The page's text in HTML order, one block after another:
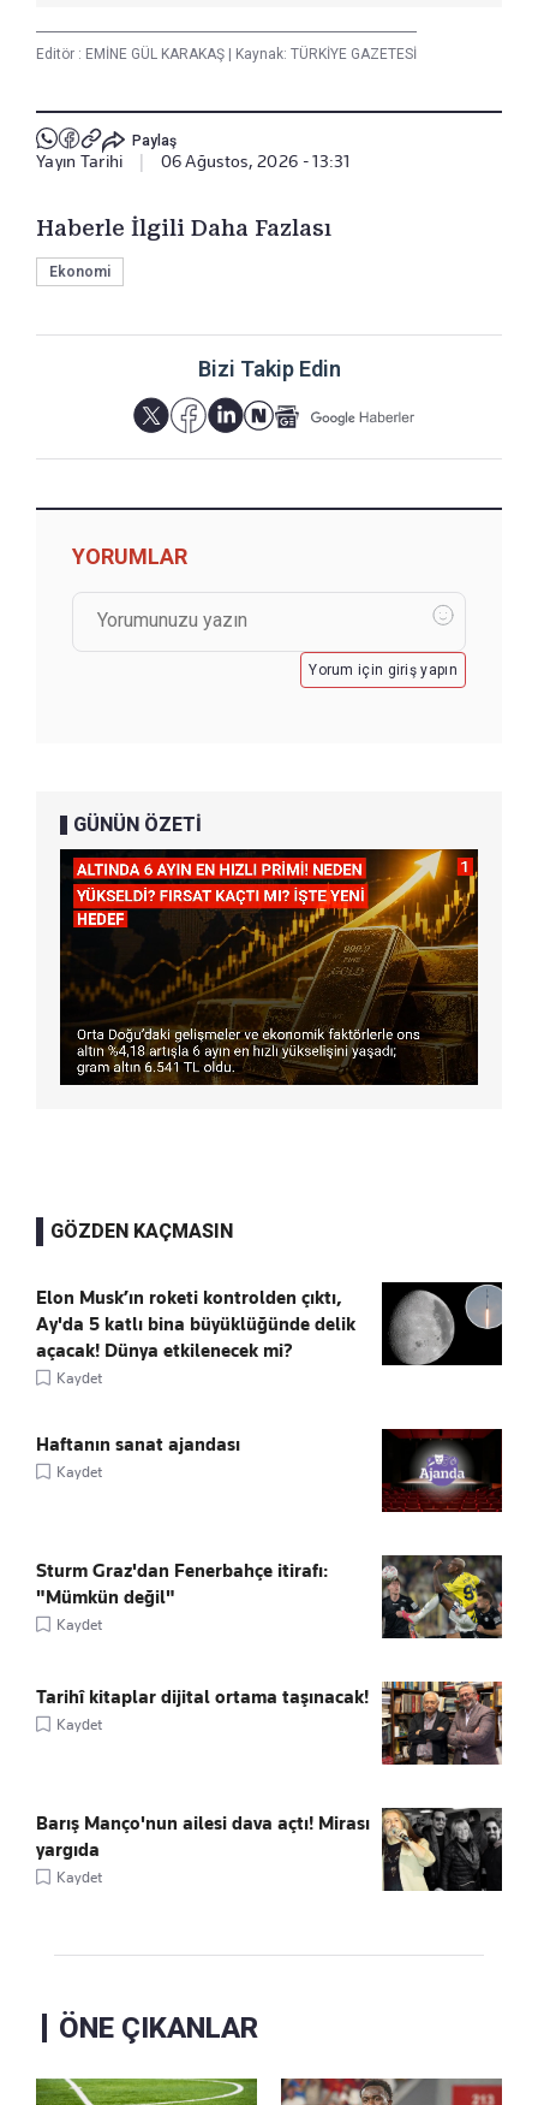
Editör : EMİNE GÜL KARAKAŞ Kaynak: TÜRKİYE GAZETESİ
Paylaş
Yayın Tarihi 06 Ağustos, 2026 - 13:31
Haberle İlgili Daha Fazlası
Ekonomi
Bizi Takip Edin
YORUMLAR
Yorum için giriş yapın
GÜNÜN ÖZETİ
GÖZDEN KAÇMASIN
Elon Musk’ın roketi kontrolden çıktı,
Ay'da 5 katlı bina büyüklüğünde delik
açacak! Dünya etkilenecek mi?
Kaydet
Haftanın sanat ajandası
Kaydet
Sturm Graz'dan Fenerbahçe itirafı:
"Mümkün değil"
Kaydet
Tarihî kitaplar dijital ortama taşınacak!
Kaydet
Barış Manço'nun ailesi dava açtı! Mirası
yargıda
Kaydet
ÖNE ÇIKANLAR